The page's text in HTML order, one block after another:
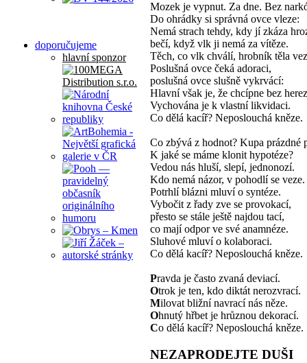
doporučujeme
hlavní sponzor
Mozek je vypnut. Za dne. Bez
Do ohrádky si správná ovce vleze:
Nemá strach tehdy, kdy jí zkáza
bečí, když vlk ji nemá za vítěze.
Těch, co vlk chválí, hrobník těla
Poslušná ovce čeká adoraci,
poslušná ovce slušně vykrvácí:
Hlavní však je, že chcípne bez
Vychována je k vlastní likvidaci.
Co dělá kacíř? Neposlouchá kněze.
Co zbývá z hodnot? Kupa prázdné
K jaké se máme klonit hypotéze?
Vedou nás hluší, slepí, jednonozí.
Kdo nemá názor, v pohodlí se veze.
Potrhlí blázni mluví o syntéze.
Vybočit z řady zve se provokací,
přesto se stále ještě najdou tací,
co mají odpor ve své anamnéze.
Sluhové mluví o kolaboraci.
Co dělá kacíř? Neposlouchá kněze.
Pravda je často zvaná deviací.
Otrok je ten, kdo diktát nerozvrací.
Milovat bližní navrací nás něze.
Ohnutý hřbet je hrůznou dekorací.
Co dělá kacíř? Neposlouchá kněze.
NEZAPRODEJTE DUŠI